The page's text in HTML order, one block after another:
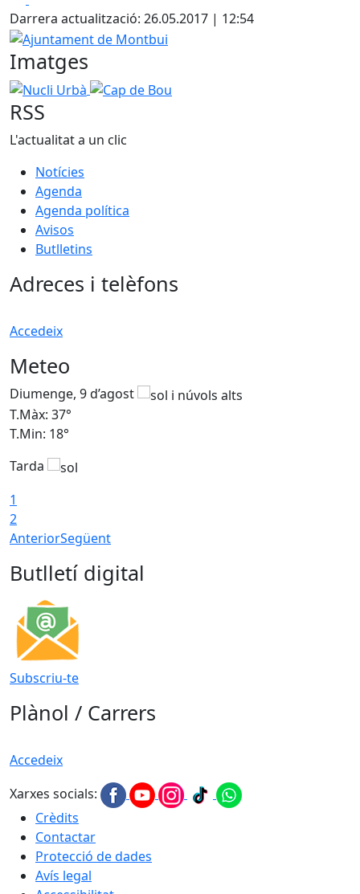
+
−
Darrera actualització: 26.05.2017 | 12:54
Ajuntament de Montbui
Imatges
Nucli Urbà Cap de Bou
RSS
L'actualitat a un clic
Notícies
Agenda
Agenda política
Avisos
Butlletins
Adreces i telèfons
Accedeix
Meteo
Diumenge, 9 d’agost
T.Màx: 37°
T.Min: 18°
Tarda
1
2
AnteriorSegüent
Butlletí digital
Subscriu-te
Plànol / Carrers
Accedeix
Xarxes socials:
Crèdits
Contactar
Protecció de dades
Avís legal